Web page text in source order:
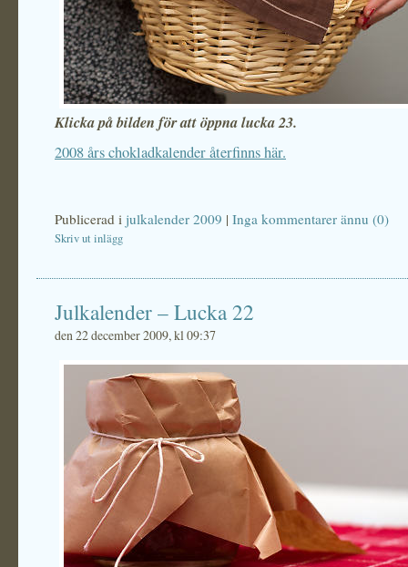
Klicka på bilden för att öppna lucka 23.
2008 års chokladkalender återfinns här.
Publicerad i julkalender 2009 | Inga kommentarer ännu (0)
Skriv ut inlägg
Julkalender – Lucka 22
den 22 december 2009, kl 09:37